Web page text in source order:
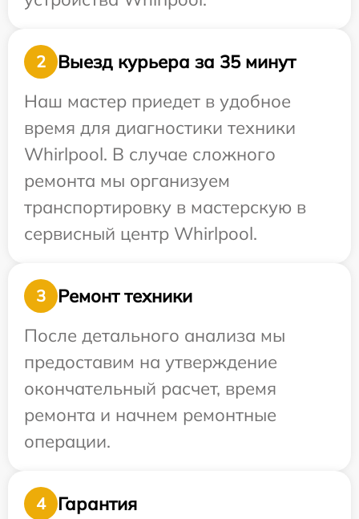
2
Выезд курьера за 35 минут
Наш мастер приедет в удобное
время для диагностики техники
Whirlpool. В случае сложного
ремонта мы организуем
транспортировку в мастерскую в
сервисный центр Whirlpool.
3
Ремонт техники
После детального анализа мы
предоставим на утверждение
окончательный расчет, время
ремонта и начнем ремонтные
операции.
4
Гарантия